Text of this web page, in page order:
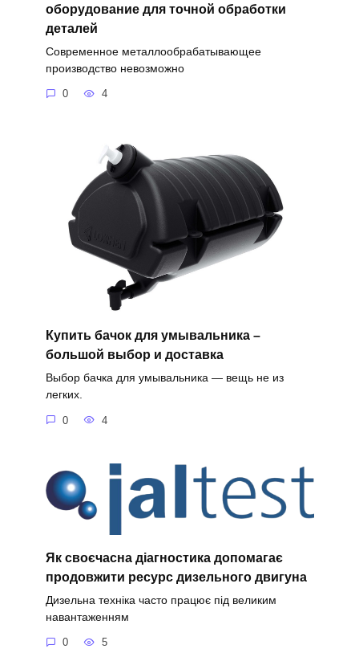
оборудование для точной обработки
деталей
Современное металлообрабатывающее
производство невозможно
0 4
Купить бачок для умывальника –
большой выбор и доставка
Выбор бачка для умывальника — вещь не из
легких.
0 4
Як своєчасна діагностика допомагає
продовжити ресурс дизельного двигуна
Дизельна техніка часто працює під великим
навантаженням
0 5